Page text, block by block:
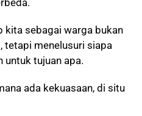
kita sebagai warga bukan
tetapi menelusuri siapa
untuk tujuan apa.
ada kekuasaan, di situ